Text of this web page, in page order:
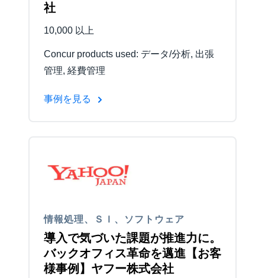
社
10,000 以上
Concur products used: データ/分析, 出張
管理, 経費管理
事例を見る
情報処理、ＳＩ、ソフトウェア
導入で気づいた課題が推進力に。
バックオフィス革命を邁進【お客
様事例】ヤフー株式会社